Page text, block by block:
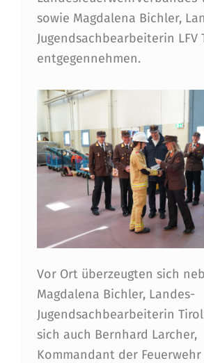
sowie Magdalena Bichler,
Jugendsachbearbeiterin LFV
entgegennehmen.
Vor Ort überzeugten sich
Magdalena Bichler, Landes-
Jugendsachbearbeiterin
sich auch Bernhard Larcher,
Kommandant der Feuerwehr